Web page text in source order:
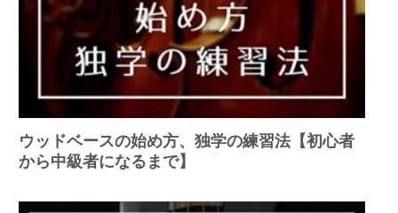
ウッドベースの始め方、独学の練習法【初心者
から中級者になるまで】